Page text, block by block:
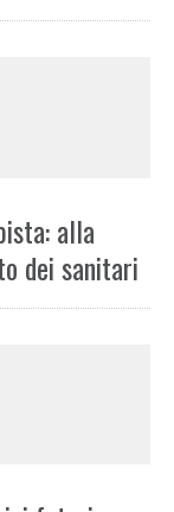
alla
dei sanitari